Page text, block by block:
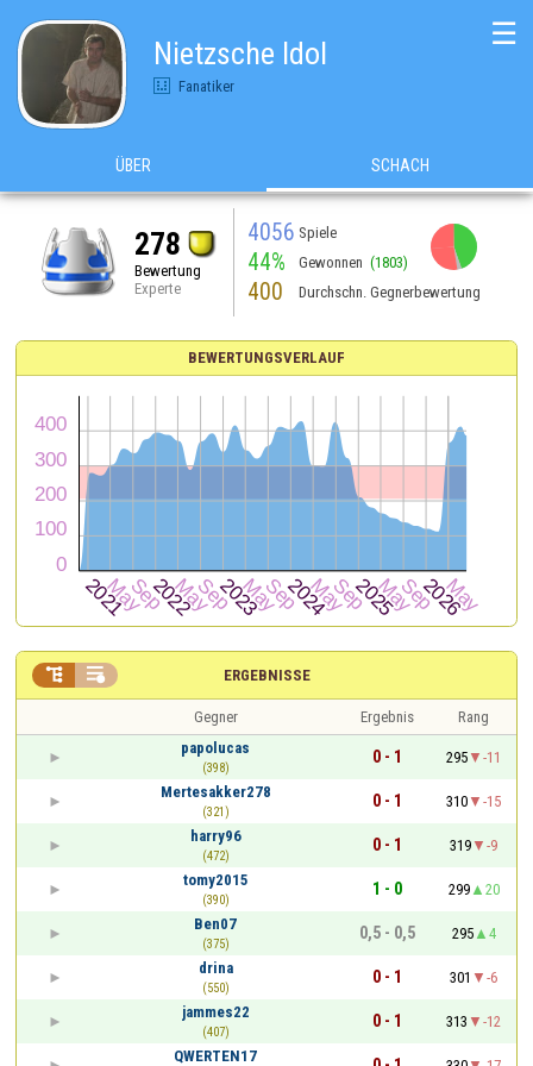
Nietzsche Idol
Fanatiker
☰
ÜBER SCHACH
278
Bewertung
Experte
4056 Spiele
44% Gewonnen (1803)
400 Durchschn. Gegnerbewertung
BEWERTUNGSVERLAUF
ERGEBNISSE
 
Gegner Ergebnis
Rang
papolucas
(398)
0 - 1 295
-11
Mertesakker278
(321)
0 - 1 310
-15
harry96
(472)
0 - 1 319
-9
tomy2015
(390)
1 - 0 299
20
Ben07
(375)
0,5 - 0,5 295
4
drina
(550)
0 - 1 301
-6
jammes22
(407)
0 - 1 313
-12
QWERTEN17